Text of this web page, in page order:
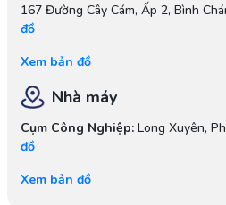
167 Đường Cây Cám, Ấp 2, Bình
đồ
Xem bản đồ
Nhà máy
Cụm Công Nghiệp:Long Xuyên,
đồ
Xem bản đồ